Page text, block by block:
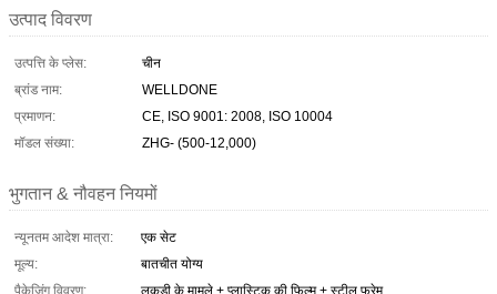
उत्पाद विवरण
उत्पत्ति के प्लेस:
चीन
ब्रांड नाम:
WELLDONE
प्रमाणन:
CE, ISO 9001: 2008, ISO 10004
मॉडल संख्या:
ZHG- (500-12,000)
भुगतान & नौवहन नियमों
न्यूनतम आदेश मात्रा:
एक सेट
मूल्य:
बातचीत योग्य
पैकेजिंग विवरण:
लकड़ी के मामले + प्लास्टिक की फिल्म + स्टील फ्रेम